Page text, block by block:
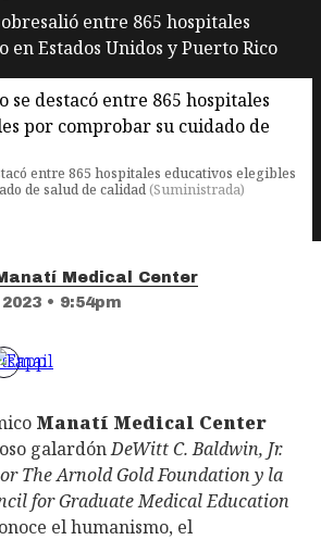
entre 865 hospitales
en Estados Unidos y Puerto Rico
entre 865 hospitales educativos elegibles
de salud de calidad(Suministrada)
Medical Center
• 9:54pm
Manatí Medical Center
galardónDeWitt C. Baldwin, Jr.
The Arnold Gold Foundation y la
for Graduate Medical Education
el humanismo, el